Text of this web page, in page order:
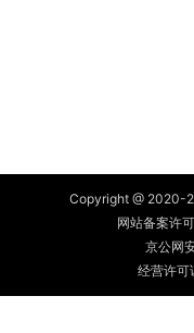
Copyright @ 2020-
网站备案许可
京公网
经营许